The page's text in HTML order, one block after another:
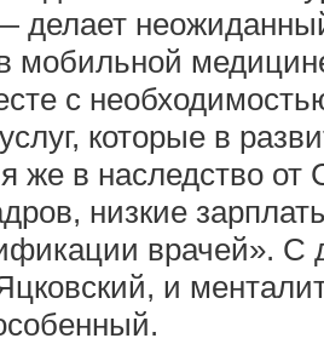
делает
мобильной
с
которые в
же в наследство
низкие
врачей». С
и